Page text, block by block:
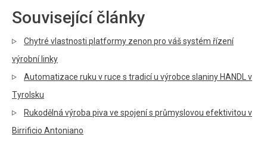
Související články
Chytré vlastnosti platformy zenon pro váš systém řízení
výrobní linky
Automatizace ruku v ruce s tradicí u výrobce slaniny HANDL v
Tyrolsku
Rukodělná výroba piva ve spojení s průmyslovou efektivitou v
Birrificio Antoniano